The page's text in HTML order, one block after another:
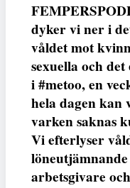
dyker vi ner i
våldet mot
sexuella och
i #metoo, en
hela dagen kan
varken saknas
Vi efterlyser
arbetsgivare